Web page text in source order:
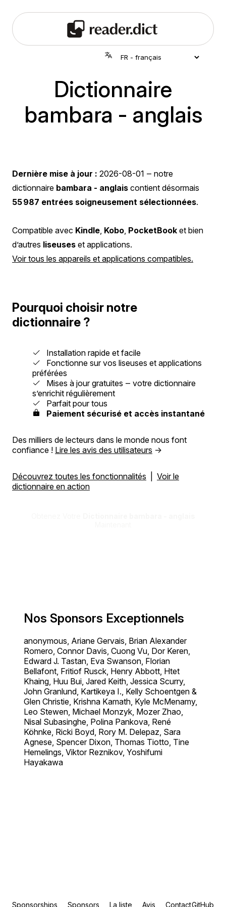
Dictionnaire
bambara - anglais
Dernière mise à jour : 2026-08-01 ‒ notre
dictionnaire bambara - anglais contient désormais
55 987 entrées soigneusement sélectionnées.
Compatible avec Kindle Kobo PocketBook et bien
d’autres liseuses et applications.
Voir tous les appareils et applications compatibles.
Pourquoi choisir notre
dictionnaire ?
Installation rapide et facile
Fonctionne sur vos liseuses et applications
préférées
Mises à jour gratuites ‒ votre dictionnaire
s’enrichit régulièrement
Parfait pour tous
Paiement sécurisé et accès instantané
Des milliers de lecteurs dans le monde nous font
confiance ! Lire les avis des utilisateurs →
Découvrez toutes les fonctionnalités
Voir le
dictionnaire en action
Nos Sponsors Exceptionnels
anonymous, Ariane Gervais, Brian Alexander
Romero, Connor Davis, Cuong Vu, Dor Keren,
Edward J. Tastan, Eva Swanson, Florian
Bellafont, Fritiof Rusck, Henry Abbott, Htet
Khaing, Huu Bui, Jared Keith, Jessica Scurry,
John Granlund, Kartikeya I., Kelly Schoentgen &
Glen Christie, Krishna Kamath, Kyle McMenamy,
Leo Stewen, Michael Monzyk, Mozer Zhao,
Nisal Subasinghe, Polina Pankova, René
Köhnke, Ricki Boyd, Rory M. Delepaz, Sara
Agnese, Spencer Dixon, Thomas Tiotto, Tine
Hemelings, Viktor Reznikov, Yoshifumi
Hayakawa
Sponsorships Sponsors La liste Avis ContactGitHub